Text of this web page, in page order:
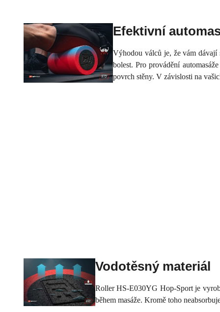
Efektivní
Výhodou válců je, že vám dávají
bolest. Pro provádění
povrch stěny. V závislosti na
Vodotěsný materiál
Roller HS-E030YG Hop-Sport je
během masáže. Kromě toho